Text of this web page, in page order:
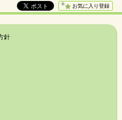
お気に入り登録
針